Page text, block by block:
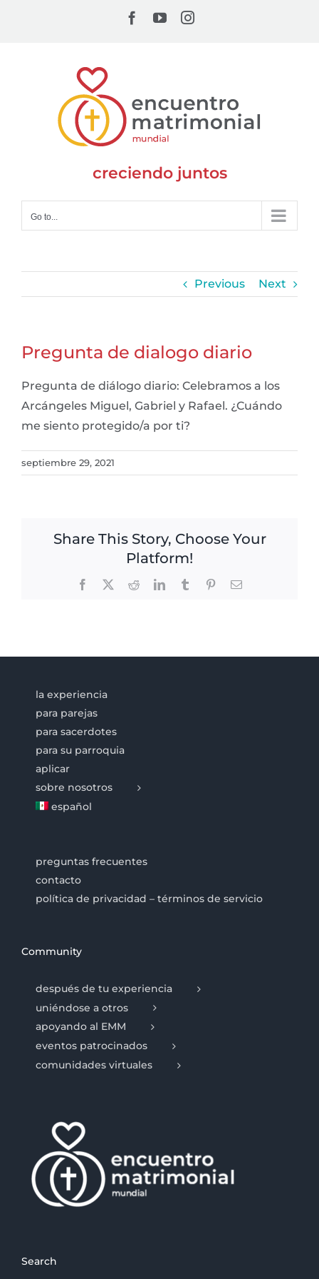
Facebook
YouTubeInstagram
creciendo juntos
Go to...
Previous Next
Pregunta de dialogo diario
Pregunta de diálogo diario: Celebramos a los
Arcángeles Miguel, Gabriel y Rafael. ¿Cuándo
me siento protegido/a por ti?
septiembre 29, 2021
Share This Story, Choose Your
Platform!
Facebook RedditLinkedInTumblr PinterestEmail
la experiencia
para parejas
para sacerdotes
para su parroquia
aplicar
sobre nosotros
español
preguntas frecuentes
contacto
política de privacidad – términos de servicio
Community
después de tu experiencia
uniéndose a otros
apoyando al EMM
eventos patrocinados
comunidades virtuales
Search